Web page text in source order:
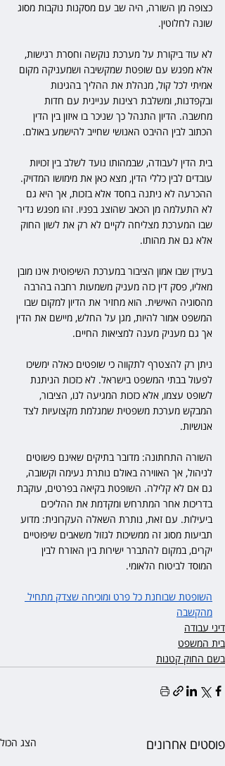
כצופה מן השורה, היה שב עם מסקנות נוקבות מסוג
שונה לחלוטין.
לא עוד ביקורת על מערכת נוקשה וחסרת רגישות,
אלא מפגש עם שופטת שמקשיבה ושמעניקה מקום
אמיתי לכל קול, מנהלת את ההליך בהגינות
ובקפדנות, ומשלבת רצינות עניינית עם חדות
מחשבה. הדיון התנהל כך שניכר בו איזון בין הדין
הכתוב לבין ההיבט האנושי שחייב להישמע באולם.
בית הדין לעבודה, שבמהותו נועד לשלב בין זכויות
עובדים לבין כללי הדין, מצא כאן את מימושו המדויק.
ההכרעה לא ניתנה בחסד אלא בזכות, אך היא גם
לא התעלמה מן הכאב שהוצג בפניו. זהו מפגש נדיר
שבו המערכת מצליחה לקיים לא רק את לשון החוק
אלא גם את מהותו.
בעידן שבו אמון הציבור במערכת השיפוטית אינו מובן
מאליו, פסק דין כזה מעניק משמעות רחבה בהרבה
מהסוגיה האישית. הוא מחזיר את הדיון למקום שבו
המשפט אמור להיות, מגן על החלש, מיישם את הדין
אך גם מעניק מענה למציאות החיים.
ניתן רק להצטרף לתקווה כי שופטים כאלה ימשיכו
לפעול בבתי המשפט בישראל. לא כזכות הניתנת
לשופט עצמו, אלא כזכות המגיעה לנו, הציבור,
המבקש מערכת משפטית שמגלמת מקצועיות לצד
אנושיות.
השורה התחתונה: מדובר בתיקים שאינם פשוטים
לניהול, אך האווירה באולם נותרת נעימה וקשובה,
גם אם לא קלילה. השופטת בקיאה בפרטים, עוקבת
בדריכות אחר המתרחש ומקדמת את ההליכים
ביעילות. עם זאת, נותרת השאלה העקרונית: מדוע
תביעות מסוג זה ממשיכות לגזול משאבים שיפוטיים
יקרים, במקום להתברר ישירות בין האזרח לבין
המוסד לביטוח הלאומי.
השופטת שבוחנת כל פרט ומוכיחה שצדק מתחיל
מהקשבה
דיני עבודה
בית המשפט
בשם החוק קטנות
פוסטים אחרונים הצג הכול